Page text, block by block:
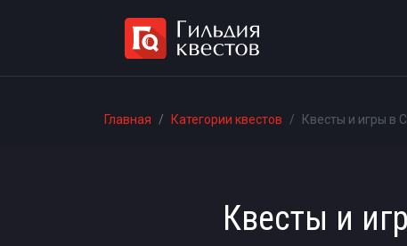
Главная Категории квестов Квесты и игры в
Квесты и